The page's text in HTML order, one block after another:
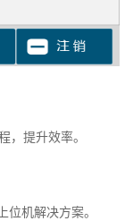
，提升效率。
机解决方案。